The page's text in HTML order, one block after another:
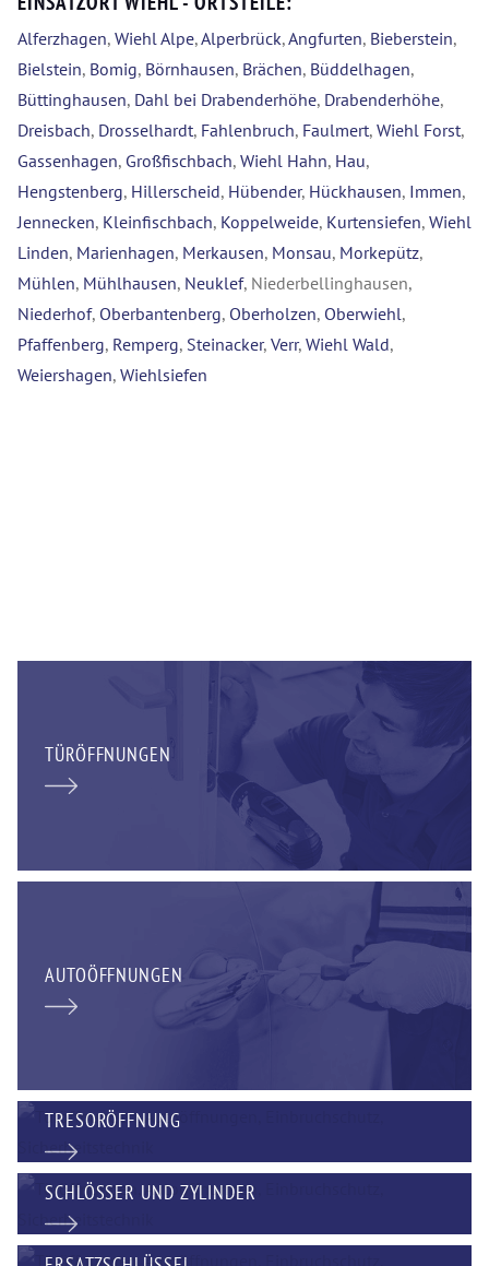
Alferzhagen, Wiehl Alpe,Alperbrück,Angfurten, Bieberstein,
Bielstein, Bomig, Börnhausen, Brächen, Büddelhagen,
Büttinghausen, Dahl bei Drabenderhöhe, Drabenderhöhe,
Dreisbach, Drosselhardt, Fahlenbruch, Faulmert, Wiehl Forst,
Gassenhagen, Großfischbach, Wiehl Hahn, Hau,
Hengstenberg, Hillerscheid, Hübender, Hückhausen, Immen,
Jennecken, Kleinfischbach, Koppelweide, Kurtensiefen, Wiehl
Linden, Marienhagen, Merkausen, Monsau, Morkepütz,
Mühlen, Mühlhausen, Neuklef, Niederbellinghausen,
Niederhof, Oberbantenberg, Oberholzen, Oberwiehl,
Pfaffenberg, Remperg, Steinacker, Verr, Wiehl Wald,
Weiershagen, Wiehlsiefen
TÜRÖFFNUNGEN
AUTOÖFFNUNGEN
TRESORÖFFNUNG
SCHLÖSSER UND ZYLINDER